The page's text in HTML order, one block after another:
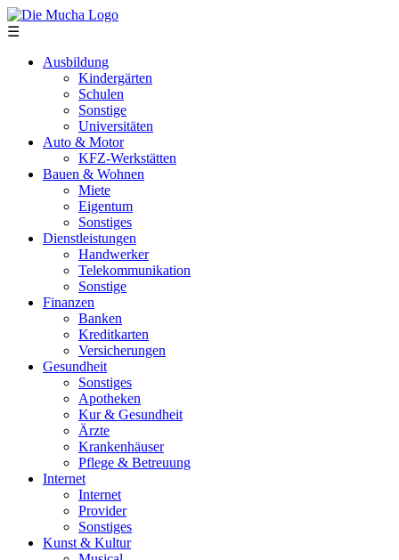
Direkt zum Inhalt
☰
Ausbildung
Kindergärten
Schulen
Sonstige
Universitäten
Auto & Motor
KFZ-Werkstätten
Bauen & Wohnen
Miete
Eigentum
Sonstiges
Dienstleistungen
Handwerker
Telekommunikation
Sonstige
Finanzen
Banken
Kreditkarten
Versicherungen
Gesundheit
Sonstiges
Apotheken
Kur & Gesundheit
Ärzte
Krankenhäuser
Pflege & Betreuung
Internet
Internet
Provider
Sonstiges
Kunst & Kultur